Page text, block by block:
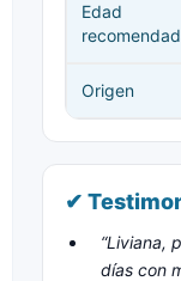
Edad
Origen
✔
“Liviana,
días con